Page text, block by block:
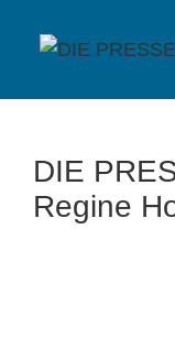
Inhalt
DIE
Regine